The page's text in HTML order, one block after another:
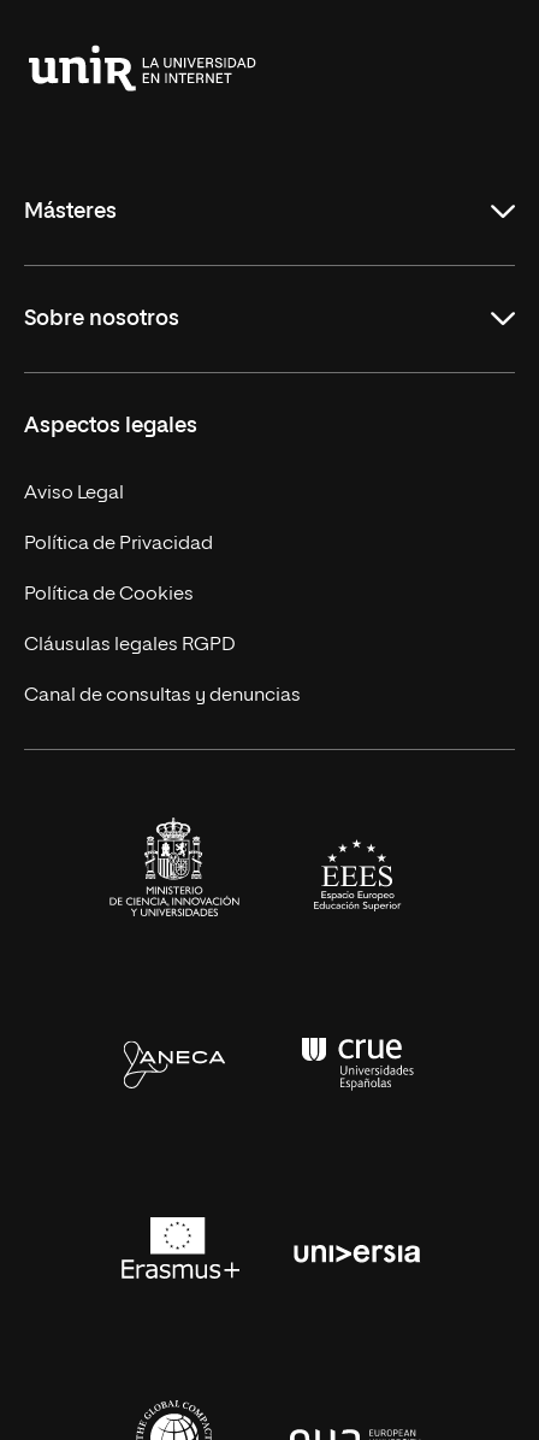
Másteres
Derecho
Empresa
MBA
Marketing y Comunicación
Ingeniería
Diseño
Ciencias de la Salud
Sobre nosotros
Nuestro Equipo
Contacto
Aspectos legales
Aviso Legal
Política de Privacidad
Política de Cookies
Cláusulas legales RGPD
Canal de consultas y denuncias